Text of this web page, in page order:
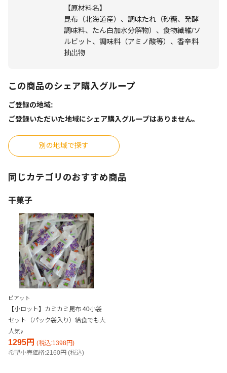
【原材料名】
昆布（北海道産）、調味たれ（砂糖、発酵
調味料、たん白加水分解物）、食物繊維/ソ
ルビット、調味料（アミノ酸等）、香辛料
抽出物
この商品のシェア購入グループ
ご登録の地域:
ご登録いただいた地域にシェア購入グループはありません。
別の地域で探す
同じカテゴリのおすすめ商品
干菓子
ピアット
【小ロット】カミカミ昆布 40小袋
セット（パック袋入り）給食でも大
人気♪
1295円 (税込:1398円)
希望小売価格:2160円 (税込)